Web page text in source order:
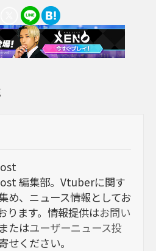
編集部。Vtuberに関す
め、ニュース情報としてお
ります。情報提供はお問い
たはユーザーニュース投
せください。